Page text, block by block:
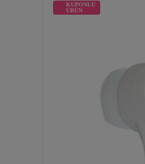
KUPONLU
ÜRÜN